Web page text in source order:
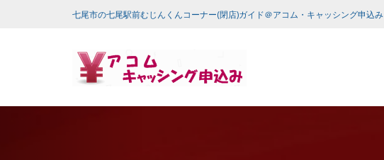
七尾市の七尾駅前むじんくんコーナー(閉店)ガイド＠アコム・キャッシング申込み